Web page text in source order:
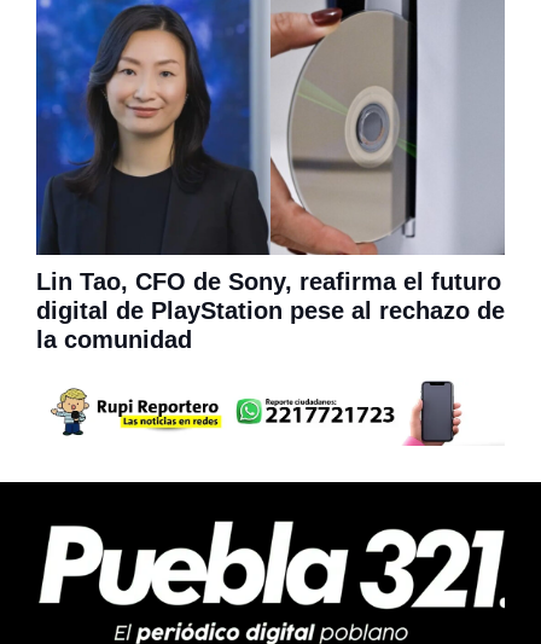
Lin Tao, CFO de Sony, reafirma el futuro
digital de PlayStation pese al rechazo de
la comunidad